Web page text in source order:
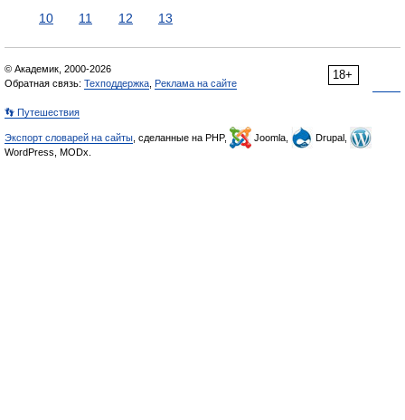
10
11 12 13
18+
© Академик, 2000-2026
Обратная связь: Техподдержка Реклама на сайте
👣 Путешествия
Экспорт словарей на сайты , сделанные на PHP, Joomla,
Drupal,
WordPress, MODx.